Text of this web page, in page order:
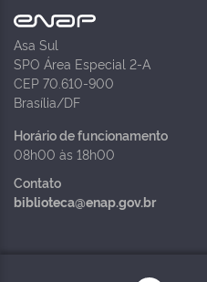
Asa Sul
SPO Área Especial 2-A
CEP 70.610-900
Brasília/DF
Horário de funcionamento
08h00 às 18h00
Contato
biblioteca@enap.gov.br